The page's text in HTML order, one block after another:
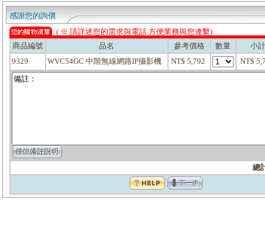
感謝您的詢價
( ※ 請詳述您的需求與電話 方便業務與您連繫)
商品編號
品名 參考價格 數量
小計
9329
WVC54GC 中階無線網路IP攝影機 NT$ 5,792 NT$
總